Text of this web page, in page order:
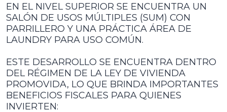
EN EL NIVEL SUPERIOR SE ENCUENTRA UN
SALÓN DE USOS MÚLTIPLES (SUM) CON
PARRILLERO Y UNA PRÁCTICA ÁREA DE
LAUNDRY PARA USO COMÚN.
ESTE DESARROLLO SE ENCUENTRA DENTRO
DEL RÉGIMEN DE LA LEY DE VIVIENDA
PROMOVIDA, LO QUE BRINDA IMPORTANTES
BENEFICIOS FISCALES PARA QUIENES
INVIERTEN: